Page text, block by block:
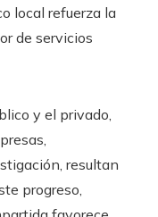
local refuerza la
de servicios
y el privado,
resultan
progreso,